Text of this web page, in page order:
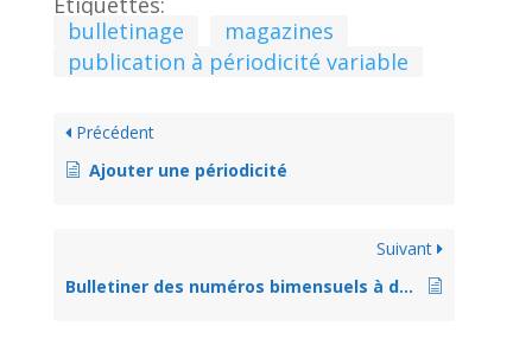
bulletinage
magazines
publication à périodicité variable
Précédent
Ajouter une périodicité
Suivant
Bulletiner des numéros bimensuels à date fixe